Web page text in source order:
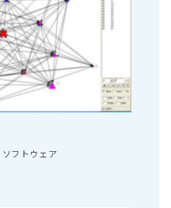
フトウェア